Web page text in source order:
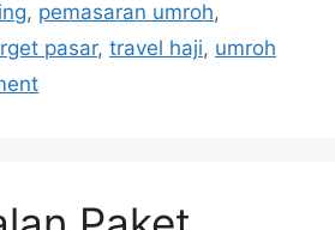
, pemasaran umroh,
pasar, travel haji, umroh